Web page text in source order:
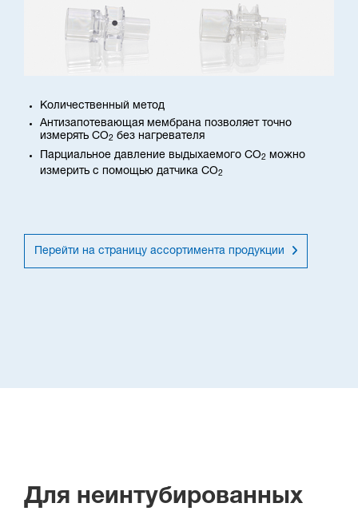
Количественный метод
Антизапотевающая мембрана позволяет точно
измерять CO2 без нагревателя
Парциальное давление выдыхаемого CO2 можно
измерить с помощью датчика CO2
Перейти на страницу ассортимента продукции
Для неинтубированных